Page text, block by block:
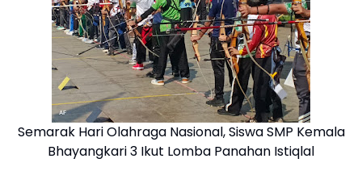
Semarak Hari Olahraga Nasional, Siswa SMP Kemala
Bhayangkari 3 Ikut Lomba Panahan Istiqlal